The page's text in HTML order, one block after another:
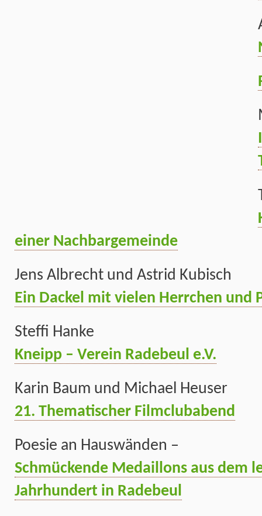
einer Nachbargemeinde
Jens Albrecht und Astrid Kubisch
Ein Dackel mit vielen Herrchen und
Steffi Hanke
Kneipp – Verein Radebeul e.V.
Karin Baum und Michael Heuser
21. Thematischer Filmclubabend
Poesie an Hauswänden –
Schmückende Medaillons aus dem
Jahrhundert in Radebeul